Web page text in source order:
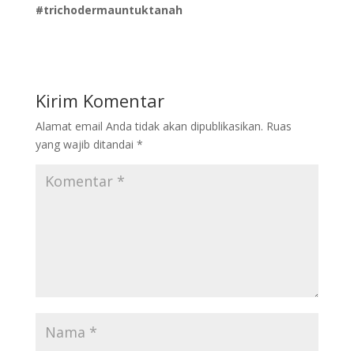
#trichodermauntuktanah
Kirim Komentar
Alamat email Anda tidak akan dipublikasikan. Ruas
yang wajib ditandai *